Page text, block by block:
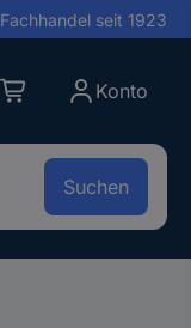
Fachhandel seit 1923
Konto
Suchen